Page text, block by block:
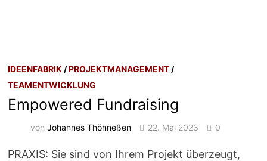
IDEENFABRIK /PROJEKTMANAGEMENT /
TEAMENTWICKLUNG
Empowered Fundraising
vonJohannes Thönneßen 22. Mai 2023 0
PRAXIS: Sie sind von Ihrem Projekt überzeugt,